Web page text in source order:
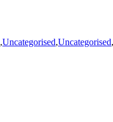
,Uncategorised,Uncategorised,